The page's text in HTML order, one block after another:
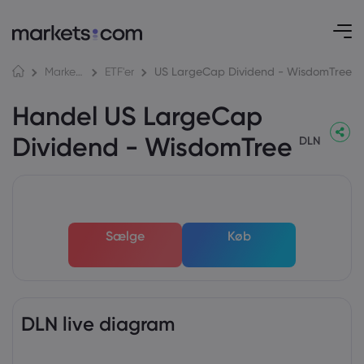
Markeder ETF'er US LargeCap Dividend - WisdomTree
Handel US LargeCap
Dividend - WisdomTree DLN
Sælge Køb
DLN live diagram